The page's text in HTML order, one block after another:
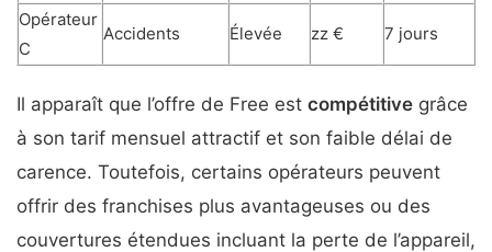
Opérateur
C
Accidents Élevée zz € 7 jours
Il apparaît que l’offre de Free est compétitive grâce
à son tarif mensuel attractif et son faible délai de
carence. Toutefois, certains opérateurs peuvent
offrir des franchises plus avantageuses ou des
couvertures étendues incluant la perte de l’appareil,